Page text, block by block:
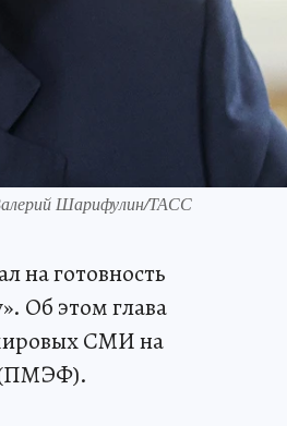
Шарифулин/ТАСС
на готовность
Об этом глава
СМИ на
(ПМЭФ).